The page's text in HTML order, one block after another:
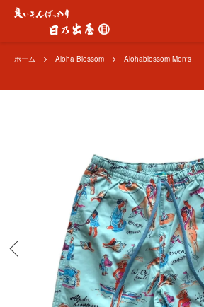
ホーム Aloha Blossom Alohablossom Men's